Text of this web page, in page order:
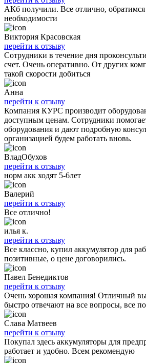
АКб получили. Все отлично,
необходимости
Виктория Красовская
перейти к отзыву
Сотрудники в течение дня
счет. Очень оперативно. От других
такой скорости добиться
Анна
перейти к отзыву
Компания КУРС производит
доступным ценам. Сотрудники
оборудования и дают подробную
организацией будем работать вновь.
ВладОбухов
перейти к отзыву
норм акк ходят 5-6лет
Валерий
перейти к отзыву
Все отлично!
илья к.
перейти к отзыву
Все классно, купил аккумулятор для
позитивные, о цене договорились.
Павел Бенедиктов
перейти к отзыву
Очень хорошая компания! Отличный
быстро отвечают на все вопросы, все
Слава Матвеев
перейти к отзыву
Покупал здесь аккумуляторы для
работает и удобно. Всем рекомендую